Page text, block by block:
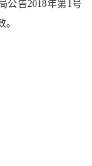
公告2018年第1号